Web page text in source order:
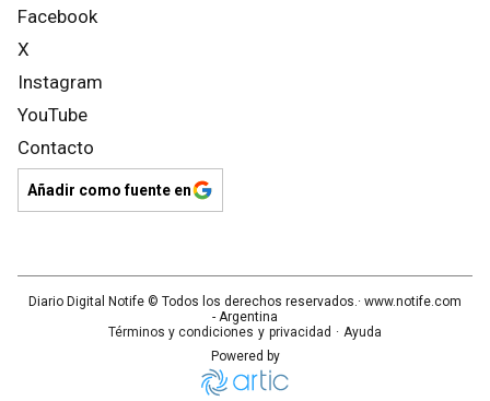
Facebook
X
Instagram
YouTube
Contacto
Añadir como fuente en
Diario Digital Notife © Todos los derechos reservados.· www.notife.com
- Argentina
Términos y condiciones y privacidad · Ayuda
Powered by